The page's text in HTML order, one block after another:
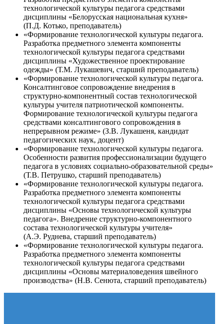
технологической культуры педагога средствами
дисциплины «Белорусская национальная кухня»
(П.Д. Котько, преподаватель)
«Формирование технологической культуры педагога.
Разработка предметного элемента компоненты
технологической культуры педагога средствами
дисциплины «Художественное проектирование
одежды» (Т.М. Лукашевич, старший преподаватель)
«Формирование технологической культуры педагога.
Консалтинговое сопровождение внедрения в
структурно-компонентный состав технологической
культуры учителя патриотической компоненты.
Формирование технологической культуры педагога
средствами консалтингового сопровождения в
непрерывном режиме» (З.В. Лукашеня, кандидат
педагогических наук, доцент)
«Формирование технологической культуры педагога.
Особенности развития профессионализации будущего
педагога в условиях социально-образовательной среды»
(Т.В. Петрушко, старший преподаватель)
«Формирование технологической культуры педагога.
Разработка предметного элемента компоненты
технологической культуры педагога средствами
дисциплины «Основы технологической культуры
педагога». Внедрение структурно-компонентного
состава технологической культуры учителя»
(А.Э. Руднева, старший преподаватель)
«Формирование технологической культуры педагога.
Разработка предметного элемента компоненты
технологической культуры педагога средствами
дисциплины «Основы материаловедения швейного
производства» (Н.В. Сенюта, старший преподаватель)